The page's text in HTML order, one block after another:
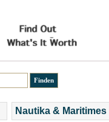
Nautika & Maritimes